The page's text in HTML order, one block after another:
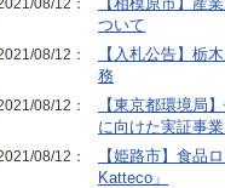
08/12：
【相模原市】産
ついて
08/12：
【入札公告】栃
務
08/12：
【東京都環境局
に向けた実証事
08/12：
【姫路市】食品
Katteco」